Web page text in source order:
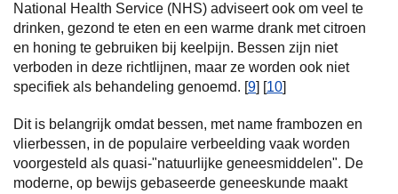
National Health Service (NHS) adviseert ook om veel te
drinken, gezond te eten en een warme drank met citroen
en honing te gebruiken bij keelpijn. Bessen zijn niet
verboden in deze richtlijnen, maar ze worden ook niet
specifiek als behandeling genoemd. [9] [10]
Dit is belangrijk omdat bessen, met name frambozen en
vlierbessen, in de populaire verbeelding vaak worden
voorgesteld als quasi-"natuurlijke geneesmiddelen". De
moderne, op bewijs gebaseerde geneeskunde maakt